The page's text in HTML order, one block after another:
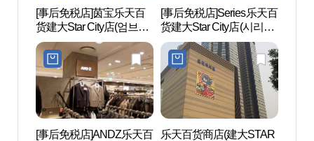
[事后免税店]茵宝乐天百
货建大Star City店(엄브로
롯데백화점 건대스타시
티점)
[事后免税店]Series乐天百
货建大Star City店(시리즈
롯데백화점 건대스타시
티점)
[事后免税店]ANDZ乐天百
乐天百货商店(建大STAR